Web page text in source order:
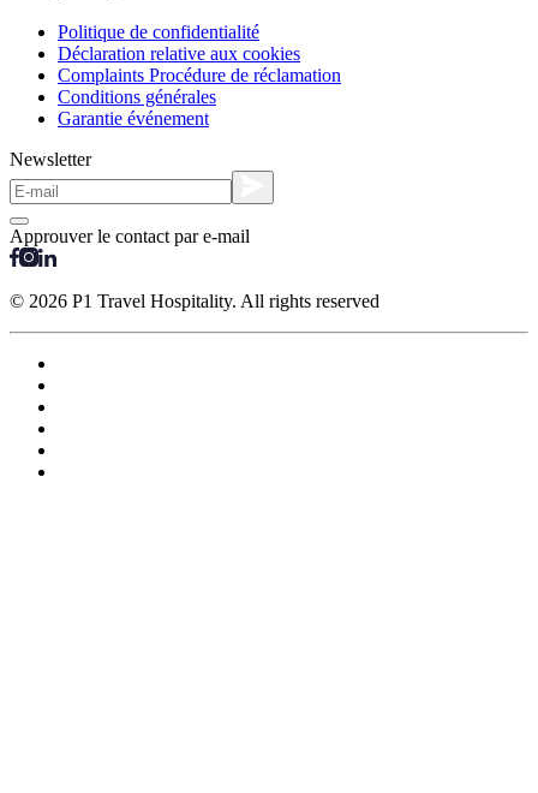
Politique de confidentialité
Déclaration relative aux cookies
Complaints Procédure de réclamation
Conditions générales
Garantie événement
Newsletter
Approuver le contact par e-mail
© 2026 P1 Travel Hospitality. All rights reserved